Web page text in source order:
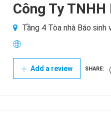
Công Ty
Tầng 4 Tòa nhà Báo sinh
Add a review SHARE: